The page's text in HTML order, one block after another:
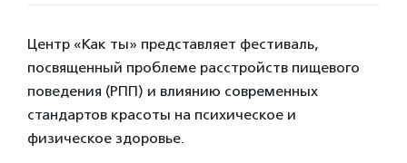
Центр «Как ты» представляет фестиваль,
посвященный проблеме расстройств пищевого
поведения (РПП) и влиянию современных
стандартов красоты на психическое и
физическое здоровье.